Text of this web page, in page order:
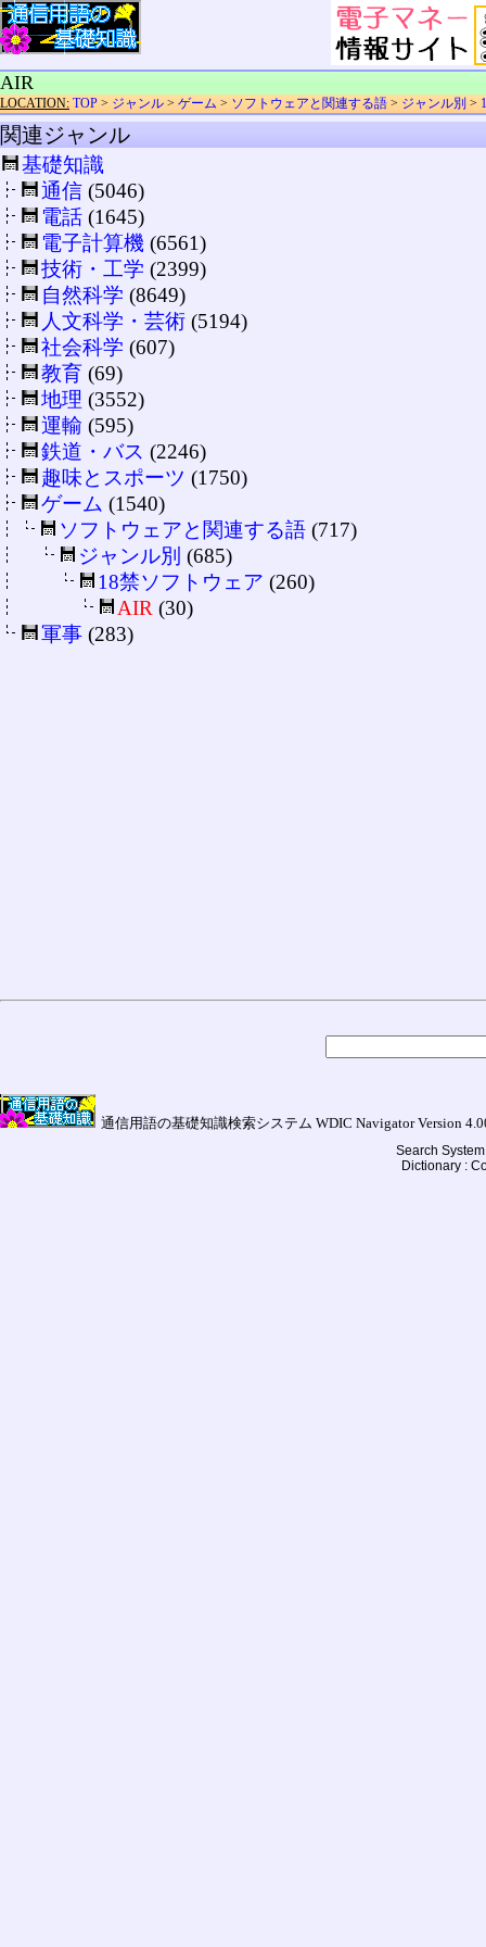
AIR
LOCATION: TOP > ジャンル > ゲーム > ソフトウェアと関連する語 > ジャンル別 >
関連ジャンル
基礎知識
通信 (5046)
電話 (1645)
電子計算機 (6561)
技術・工学 (2399)
自然科学 (8649)
人文科学・芸術 (5194)
社会科学 (607)
教育 (69)
地理 (3552)
運輸 (595)
鉄道・バス (2246)
趣味とスポーツ (1750)
ゲーム (1540)
ソフトウェアと関連する語 (717)
ジャンル別 (685)
18禁ソフトウェア (260)
AIR (30)
軍事 (283)
通信用語の基礎知識検索システム WDIC Navigator Version
Search
Dictionary :